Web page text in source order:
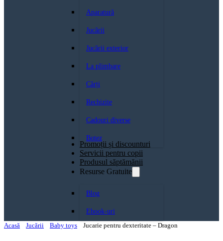
Aparatură
Jucării
Jucării exterior
La plimbare
Cărți
Rechizite
Cadouri diverse
Botez
Promoții și discounturi
Servicii pentru copii
Produsul săptămănii
Resurse Gratuite
Blog
Ebook-uri
Acasă
Jucării Baby toys Jucarie pentru dexteritate – Dragon